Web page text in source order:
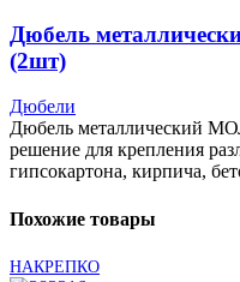
Дюбель
(2шт)
Дюбели
Дюбель металлический
решение для крепления
гипсокартона, кирпича,
Похожие товары
НАКРЕПКО